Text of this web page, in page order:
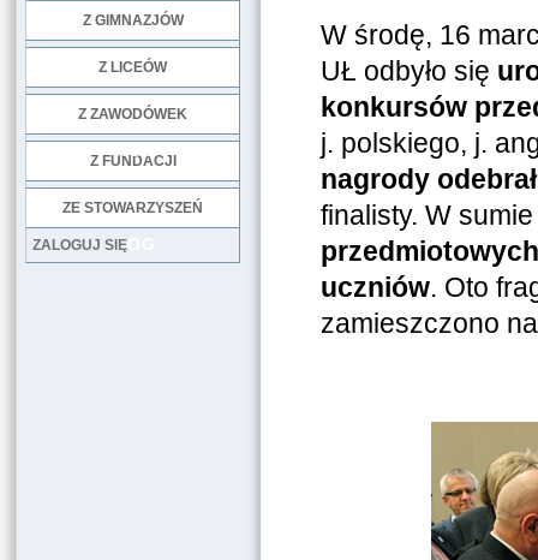
Z GIMNAZJÓW
Z LICEÓW
Z ZAWODÓWEK
Z FUNDACJI
ZE STOWARZYSZEŃ
LOG
ZALOGUJ SIĘ
W środę, 16
UŁ odbyło się
konkursów
j. polskiego, j.
nagrody
finalisty. W
uczniów. Oto
zamieszczono